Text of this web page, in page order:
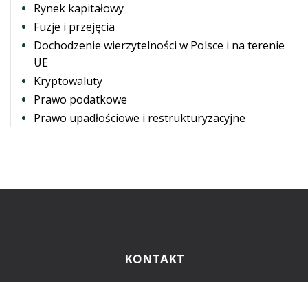
Rynek kapitałowy
Fuzje i przejęcia
Dochodzenie wierzytelności w Polsce i na terenie
UE
Kryptowaluty
Prawo podatkowe
Prawo upadłościowe i restrukturyzacyjne
KONTAKT